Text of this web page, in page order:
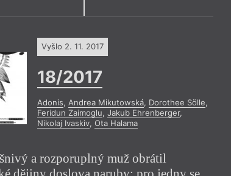
Výroční ceny
červenec
Vyšlo 2. 11. 2017
18/2017
Adonis, Andrea Mikutowská, Dorothee Sölle,
Feridun Zaimoglu, Jakub Ehrenberger,
Nikolaj Ivaskiv, Ota Halama
a rozporuplný muž obrátil